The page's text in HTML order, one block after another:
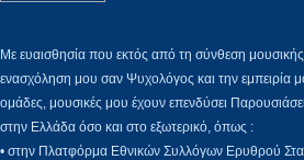
Με ευαισθησία που εκτός από τη σύνθεση
ενασχόληση μου σαν Ψυχολόγος και την εμπειρία
ομάδες, μουσικές μου έχουν επενδύσει
στην Ελλάδα όσο και στο εξωτερικό, όπως :
• στην Πλατφόρμα Εθνικών Συλλόγων Ερυθρού